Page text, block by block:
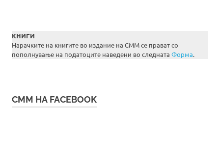
КНИГИ
Нарачките на книгите во издание на СММ се прават со
пополнување на податоците наведени во следната Форма.
СММ НА FACEBOOK